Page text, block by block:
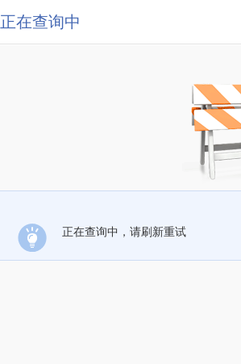
正在查询中
正在查询中，请刷新重试